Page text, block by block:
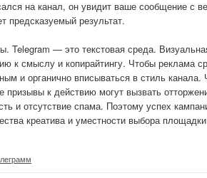
на канал, он увидит ваше сообщение с
предсказуемый результат.
Telegram — это текстовая среда.
к смыслу и копирайтингу. Чтобы реклама
и органично вписываться в стиль канала.
призывы к действию могут вызвать
и отсутствие спама. Поэтому успех
креатива и уместности выбора